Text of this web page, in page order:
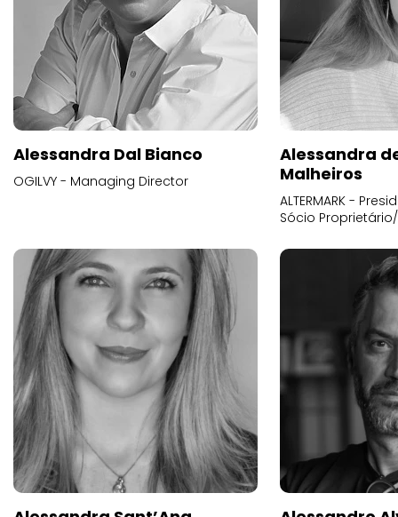
Alessandra Dal Bianco
OGILVY - Managing Director
Alessandra
Malheiros
ALTERMARK -
Sócio